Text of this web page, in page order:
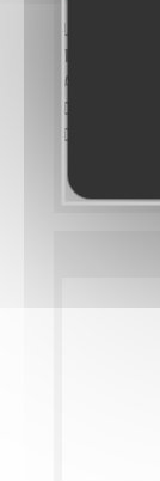
Lieu :
Association :
Date :
Tout